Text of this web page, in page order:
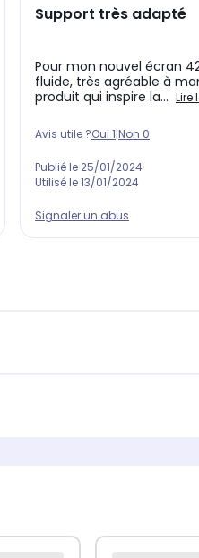
Support très adapté
Pour mon nouvel écran
fluide, très agréable à
produit qui inspire la... Lire
Avis utile ?Oui 1|Non 0
Publié le 25/01/2024
Utilisé le13/01/2024
Signaler un abus